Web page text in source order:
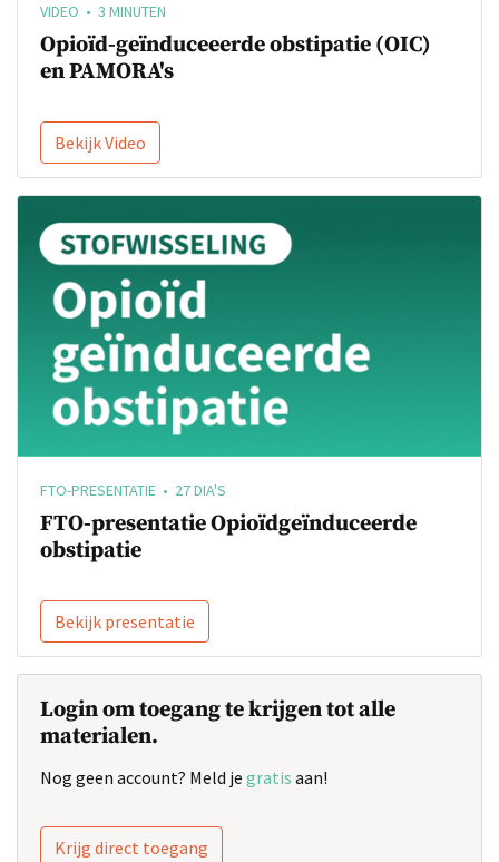
VIDEO • 3 MINUTEN
Opioïd-geïnduceeerde obstipatie (OIC)
en PAMORA's
Bekijk Video
FTO-PRESENTATIE • 27 DIA'S
FTO-presentatie Opioïdgeïnduceerde
obstipatie
Bekijk presentatie
Login om toegang te krijgen tot alle
materialen.
Nog geen account? Meld je gratis aan!
Krijg direct toegang